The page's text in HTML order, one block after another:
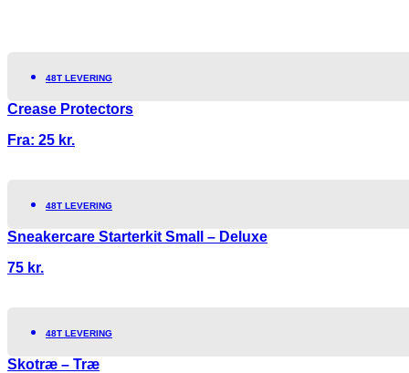
48T LEVERING
Crease Protectors
Fra: 25 kr.
48T LEVERING
Sneakercare Starterkit Small – Deluxe
75 kr.
48T LEVERING
Skotræ – Træ